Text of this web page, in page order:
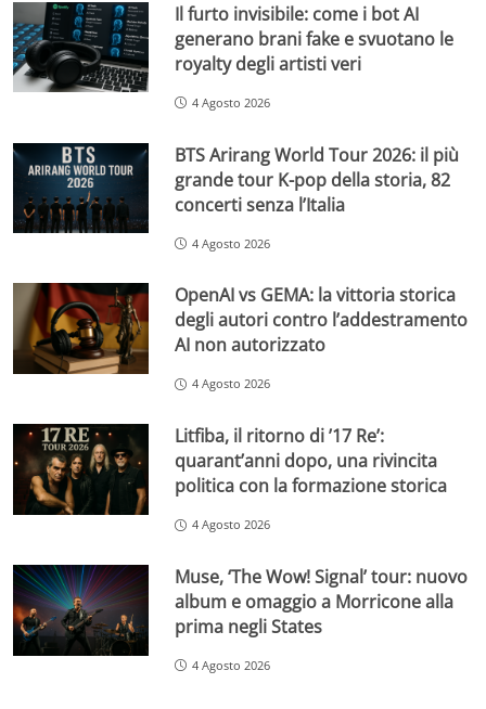
Il furto invisibile: come i bot AI
generano brani fake e svuotano le
royalty degli artisti veri
4 Agosto 2026
BTS Arirang World Tour 2026: il più
grande tour K-pop della storia, 82
concerti senza l’Italia
4 Agosto 2026
OpenAI vs GEMA: la vittoria storica
degli autori contro l’addestramento
AI non autorizzato
4 Agosto 2026
Litfiba, il ritorno di ’17 Re’:
quarant’anni dopo, una rivincita
politica con la formazione storica
4 Agosto 2026
Muse, ‘The Wow! Signal’ tour: nuovo
album e omaggio a Morricone alla
prima negli States
4 Agosto 2026